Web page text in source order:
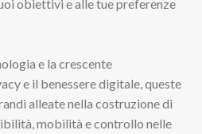
obiettivi e alle tue preferenze
e la crescente
e il benessere digitale, queste
alleate nella costruzione di
mobilità e controllo nelle